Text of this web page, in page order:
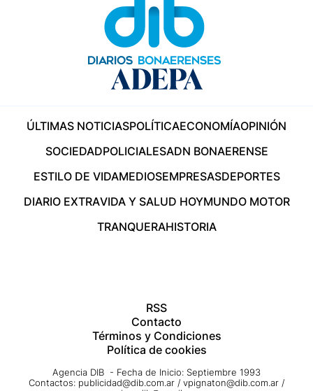
ÚLTIMAS NOTICIASPOLÍTICAECONOMÍAOPINIÓN
SOCIEDADPOLICIALESADN BONAERENSE
ESTILO DE VIDAMEDIOSEMPRESASDEPORTES
DIARIO EXTRAVIDA Y SALUD HOYMUNDO MOTOR
TRANQUERAHISTORIA
RSS
Contacto
Términos y Condiciones
Política de cookies
Agencia DIB - Fecha de Inicio: Septiembre 1993
Contactos: publicidad@dib.com.ar / vpignaton@dib.com.ar /